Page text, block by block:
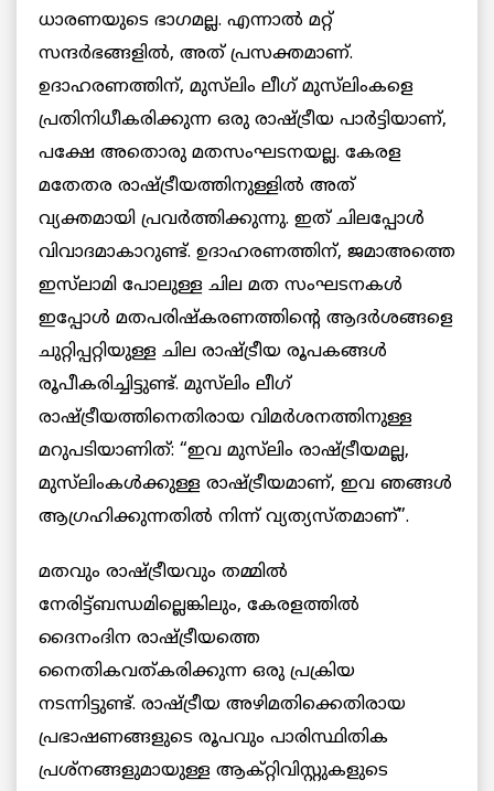
ധാരണയുടെ ഭാഗമല്ല. എന്നാൽ മറ്റ്
സന്ദർഭങ്ങളിൽ, അത് പ്രസക്തമാണ്.
ഉദാഹരണത്തിന്, മുസ്‌ലിം ലീഗ് മുസ്‌ലിംകളെ
പ്രതിനിധീകരിക്കുന്ന ഒരു രാഷ്ട്രീയ പാർട്ടിയാണ്,
പക്ഷേ അതൊരു മതസംഘടനയല്ല. കേരള
മതേതര രാഷ്ട്രീയത്തിനുള്ളിൽ അത്
വ്യക്തമായി പ്രവർത്തിക്കുന്നു. ഇത് ചിലപ്പോൾ
വിവാദമാകാറുണ്ട്. ഉദാഹരണത്തിന്, ജമാഅത്തെ
ഇസ്‌ലാമി പോലുള്ള ചില മത സംഘടനകൾ
ഇപ്പോൾ മതപരിഷ്കരണത്തിന്റെ ആദർശങ്ങളെ
ചുറ്റിപ്പറ്റിയുള്ള ചില രാഷ്ട്രീയ രൂപകങ്ങൾ
രൂപീകരിച്ചിട്ടുണ്ട്. മുസ്‌ലിം ലീഗ്
രാഷ്ട്രീയത്തിനെതിരായ വിമർശനത്തിനുള്ള
മറുപടിയാണിത്: “ഇവ മുസ്‌ലിം രാഷ്ട്രീയമല്ല,
മുസ്‌ലിംകൾക്കുള്ള രാഷ്ട്രീയമാണ്, ഇവ ഞങ്ങൾ
ആഗ്രഹിക്കുന്നതിൽ നിന്ന് വ്യത്യസ്തമാണ്”.
മതവും രാഷ്ട്രീയവും തമ്മിൽ
നേരിട്ട്ബന്ധമില്ലെങ്കിലും, കേരളത്തിൽ
ദൈനംദിന രാഷ്ട്രീയത്തെ
നൈതികവത്കരിക്കുന്ന ഒരു പ്രക്രിയ
നടന്നിട്ടുണ്ട്. രാഷ്ട്രീയ അഴിമതിക്കെതിരായ
പ്രഭാഷണങ്ങളുടെ രൂപവും പാരിസ്ഥിതിക
പ്രശ്‌നങ്ങളുമായുള്ള ആക്റ്റിവിസ്റ്റുകളുടെ